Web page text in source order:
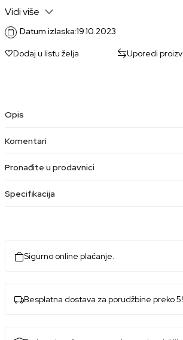
Vidi više
Datum izlaska:19.10.2023
Dodaj u listu želja Uporedi
Opis
Komentari
Pronađite u prodavnici
Specifikacija
Sigurno online plaćanje.
Besplatna dostava za porudžbine preko